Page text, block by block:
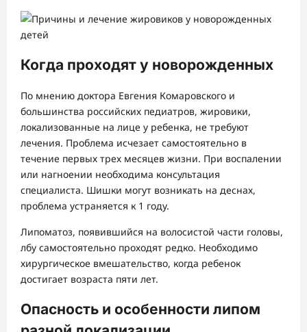
Когда проходят у новорожденных
По мнению доктора Евгения Комаровского и
большинства российских педиатров, жировики,
локализованные на лице у ребенка, не требуют
лечения. Проблема исчезает самостоятельно в
течение первых трех месяцев жизни. При воспалении
или нагноении необходима консультация
специалиста. Шишки могут возникать на деснах,
проблема устраняется к 1 году.
Липоматоз, появившийся на волосистой части головы,
лбу самостоятельно проходят редко. Необходимо
хирургическое вмешательство, когда ребенок
достигает возраста пяти лет.
Опасность и особенности липом